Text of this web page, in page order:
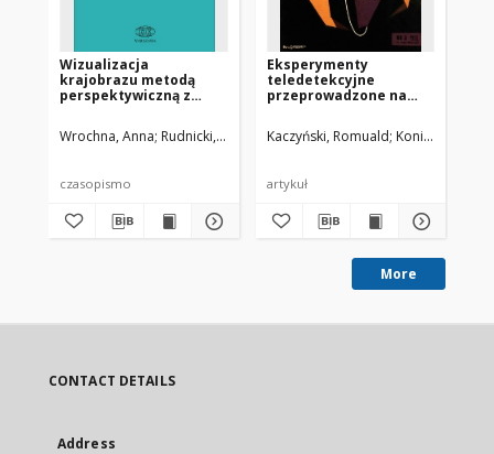
Wizualizacja
krajobrazu metodą
perspektywiczną z
lotniczych i
satelitarnych przy
komputerowych
Wrochna, Anna Rudnicki, Waldemar
czasopismo
Eksperymenty
teledetekcyjne
przeprowadzone na
w ramach współpracy
międzynarodowej w
Kaczyński, Romuald Konieczny,
artykuł
More
CONTACT DETAILS
Address